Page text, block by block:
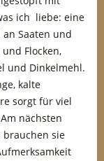
ich liebe: eine
an Saaten und
Flocken,
und Dinkelmehl.
kalte
sorgt für viel
nächsten
brauchen sie